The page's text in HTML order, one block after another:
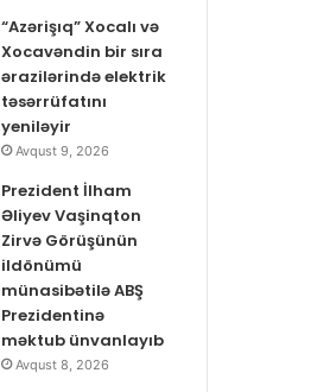
“Azərişıq” Xocalı və
Xocavəndin bir sıra
ərazilərində elektrik
təsərrüfatını
yeniləyir
Avqust 9, 2026
Prezident İlham
Əliyev Vaşinqton
Zirvə Görüşünün
ildönümü
münasibətilə ABŞ
Prezidentinə
məktub ünvanlayıb
Avqust 8, 2026